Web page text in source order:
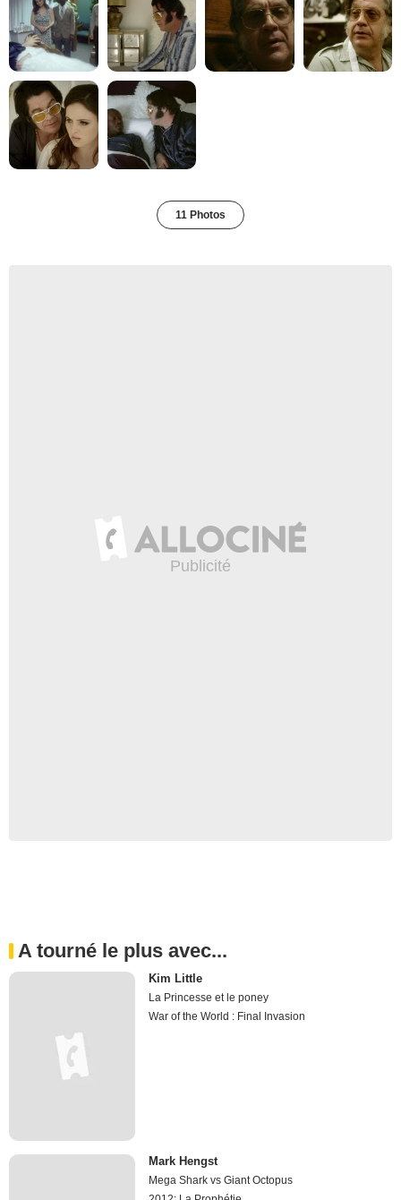
11 Photos
A tourné le plus avec...
Kim Little
La Princesse et le poney
War of the World : Final Invasion
Mark Hengst
Mega Shark vs Giant Octopus